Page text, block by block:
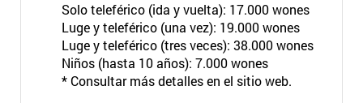
Solo teleférico (ida y vuelta): 17.000 wones
Luge y teleférico (una vez): 19.000 wones
Luge y teleférico (tres veces): 38.000 wones
Niños (hasta 10 años): 7.000 wones
* Consultar más detalles en el sitio web.